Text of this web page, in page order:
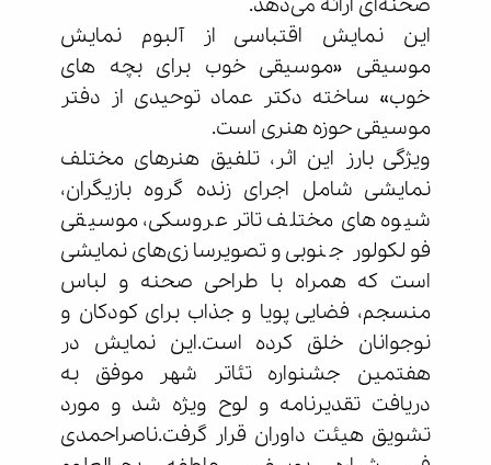
این نمایش اقتباسی از آلبوم نمایش
موسیقی «موسیقی خوب برای بچه های
خوب» ساخته دکتر عماد توحیدی از دفتر
موسیقی حوزه هنری است.
ویژگی بارز این اثر، تلفیق هنرهای مختلف
نمایشی شامل اجرای زنده گروه بازیگران،
شیوه های مختلف تاتر عروسکی، موسیقی
فولکولور جنوبی و تصویرسازی‌های نمایشی
است که همراه با طراحی صحنه و لباس
منسجم، فضایی پویا و جذاب برای کودکان و
نوجوانان خلق کرده است.این نمایش در
هفتمین جشنواره تئاتر شهر موفق به
دریافت تقدیرنامه و لوح ویژه شد و مورد
تشویق هیئت داوران قرار گرفت.ناصراحمدی